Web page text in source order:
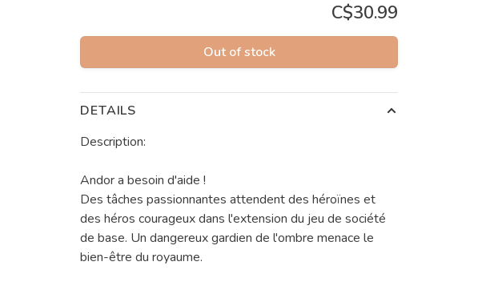
C$30.99
Out of stock
DETAILS
Description:
Andor a besoin d'aide !
Des tâches passionnantes attendent des héroïnes et
des héros courageux dans l'extension du jeu de société
de base. Un dangereux gardien de l'ombre menace le
bien-être du royaume.